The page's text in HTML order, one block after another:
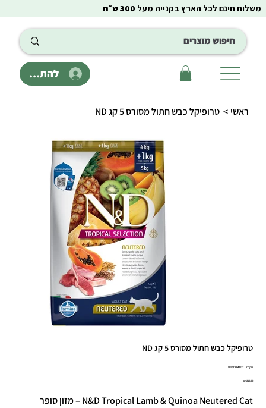
להתחבר
משלוח חינם לכל הארץ בקנייה מעל 300 ש״ח
ראשי > טרופיקל כבש חתול מסורס 5 קג ND
טרופיקל כבש חתול מסורס 5 קג ND
מק"ט:
מק"ט
8010276042132
מחיר‏210.00 ‏₪
N&D Tropical Lamb & Quinoa Neutered Cat – מזון סופר